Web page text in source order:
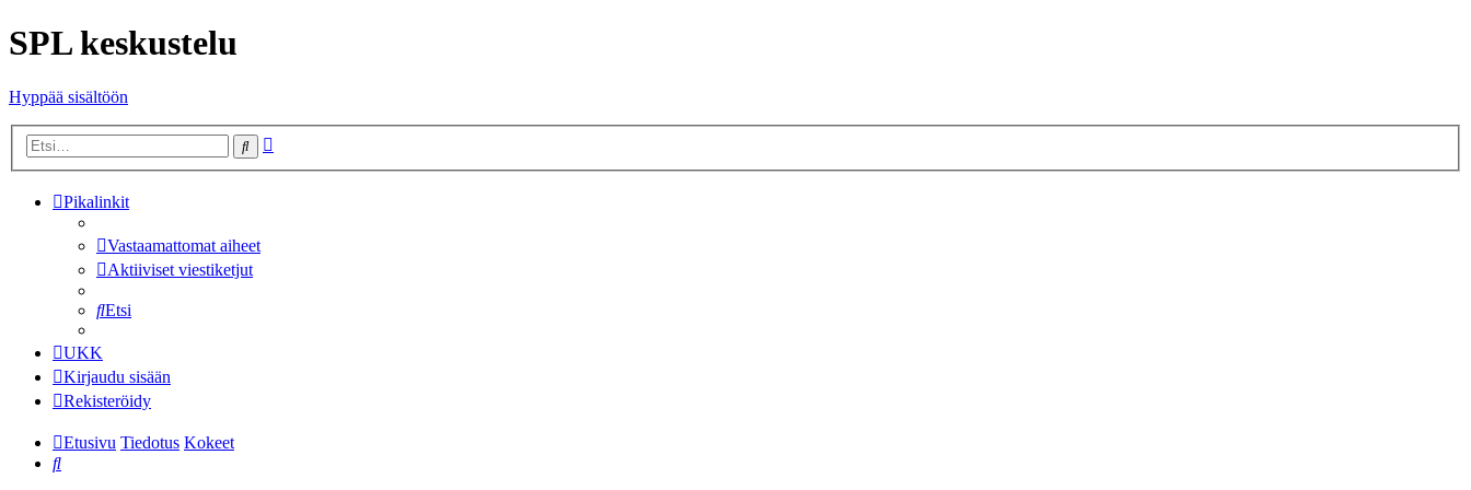
SPL keskustelu
Hyppää sisältöön
Etsi
Pikalinkit
Vastaamattomat aiheet
Aktiiviset viestiketjut
Etsi
UKK
Kirjaudu sisään
Rekisteröidy
Etusivu Tiedotus Kokeet
Etsi